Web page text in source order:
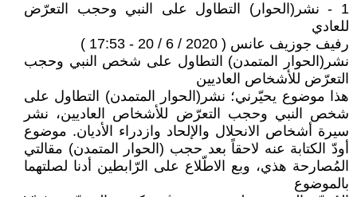
1 - نشر(الحوار) التطاول على النبي وحجب التعرّض
للعادي
رفيف جوزيف عانس ( 2020 / 6 / 20 - 17:53 )
نشر(الحوار المتمدن) التطاول على شخص النبي وحجب
التعرّض للأشخاص العاديين
هذا موضوع يحيّرني؛ نشر(الحوار المتمدن) التطاول على
شخص النبي وحجب التعرّض للأشخاص العاديين، نشر
سيرة أشخاص الانحلال والإلحاد وازدراء الأديان. موضوع
أودّ الكتابة عنه لاحقاً بعد حجب (الحوار المتمدن) مقالتي
المُصارحة هذي، وبع الاطّلاع على الرّابطين أدنا لصلتهما
بالموضوع